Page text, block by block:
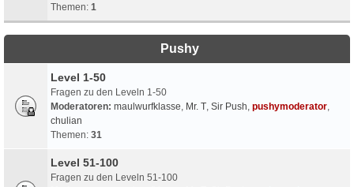
Themen: 1
Pushy
Level 1-50
Fragen zu den Leveln 1-50
Moderatoren: maulwurfklasse, Mr. T, Sir Push, pushymoderator,
chulian
Themen: 31
Level 51-100
Fragen zu den Leveln 51-100